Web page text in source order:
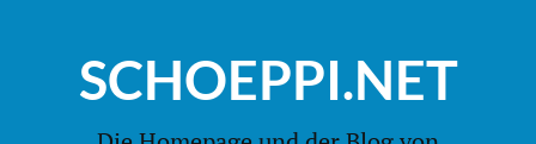
springenSCHOEPPI.NET